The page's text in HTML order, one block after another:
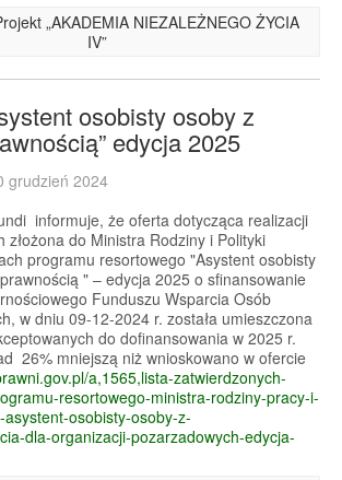
„AKADEMIA NIEZALEŻNEGO ŻYCIA
IV”
osobisty osoby z
edycja 2025
grudzień 2024
informuje, że oferta dotycząca realizacji
złożona do Ministra Rodziny i Polityki
programu resortowego "Asystent osobisty
" – edycja 2025 o sfinansowanie
Funduszu Wsparcia Osób
w dniu 09-12-2024 r. została umieszczona
do dofinansowania w 2025 r.
26% mniejszą niż wnioskowano w ofercie
a,1565,lista-zatwierdzonych-
resortowego-ministra-rodziny-pracy-i-
osobisty-osoby-z-
dla-organizacji-pozarzadowych-edycja-